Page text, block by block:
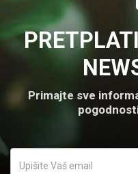
Primajte sve